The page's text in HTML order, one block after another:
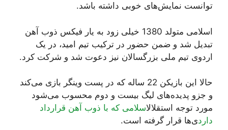
توانست نمایش‌های خوبی داشته باشد.
اسلامی متولد 1380 خیلی زود به یار فیکس ذوب آهن
تبدیل شد و ضمن حضور در ترکیب تیم امید، در یک
اردوی تیم ملی بزرگسالان نیز دعوت شد و شرکت کرد.
حالا این بازیکن 22 ساله که در پست وینگر بازی می‌کند
و جزو پدیده‌های لیگ بیست و دوم محسوب می‌شود
مورد توجه استقلالاسلامی که با ذوب آهن قرارداد
داردی‌ها قرار گرفته است.